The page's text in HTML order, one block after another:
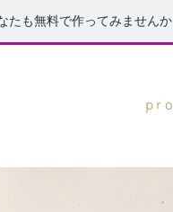
たも無料で作ってみません